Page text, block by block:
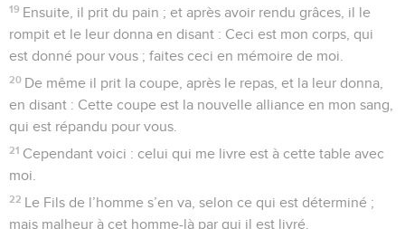
19 Ensuite, il prit du pain ; et après avoir rendu grâces, il le
rompit et le leur donna en disant : Ceci est mon corps, qui
est donné pour vous ; faites ceci en mémoire de moi.
20 De même il prit la coupe, après le repas, et la leur donna,
en disant : Cette coupe est la nouvelle alliance en mon sang,
qui est répandu pour vous.
21 Cependant voici : celui qui me livre est à cette table avec
moi.
22 Le Fils de l’homme s’en va, selon ce qui est déterminé ;
mais malheur à cet homme-là par qui il est livré.